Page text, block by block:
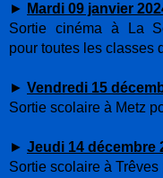
► Mardi 09 janvier
Sortie cinéma à La
pour toutes les classes
► Vendredi 15
Sortie scolaire à Metz
► Jeudi 14 décembre
Sortie scolaire à